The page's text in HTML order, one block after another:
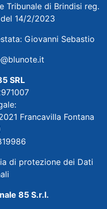
Tribunale di Brindisi reg.
14/2/2023
Giovanni Sebastio
SRL
Francavilla Fontana
di protezione dei Dati
85 S.r.l.